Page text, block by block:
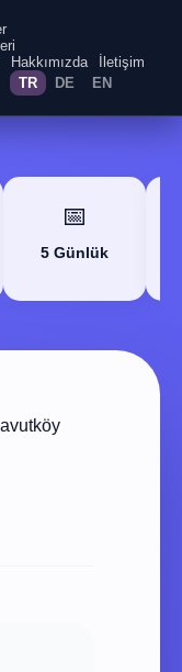
Hakkımızda
İletişim
TR DE EN
📅
5 Günlük